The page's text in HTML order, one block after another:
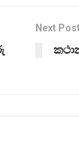
Next Post